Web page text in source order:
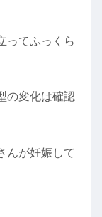
ってふっくら
の変化は確認
んが妊娠して